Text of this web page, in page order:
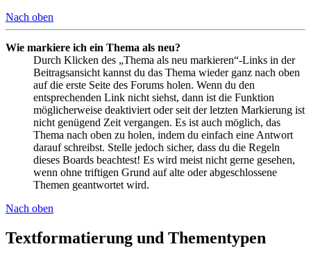
Nach oben
Wie markiere ich ein Thema als neu?
Durch Klicken des „Thema als neu markieren“-Links in der
Beitragsansicht kannst du das Thema wieder ganz nach oben
auf die erste Seite des Forums holen. Wenn du den
entsprechenden Link nicht siehst, dann ist die Funktion
möglicherweise deaktiviert oder seit der letzten Markierung ist
nicht genügend Zeit vergangen. Es ist auch möglich, das
Thema nach oben zu holen, indem du einfach eine Antwort
darauf schreibst. Stelle jedoch sicher, dass du die Regeln
dieses Boards beachtest! Es wird meist nicht gerne gesehen,
wenn ohne triftigen Grund auf alte oder abgeschlossene
Themen geantwortet wird.
Nach oben
Textformatierung und Thementypen